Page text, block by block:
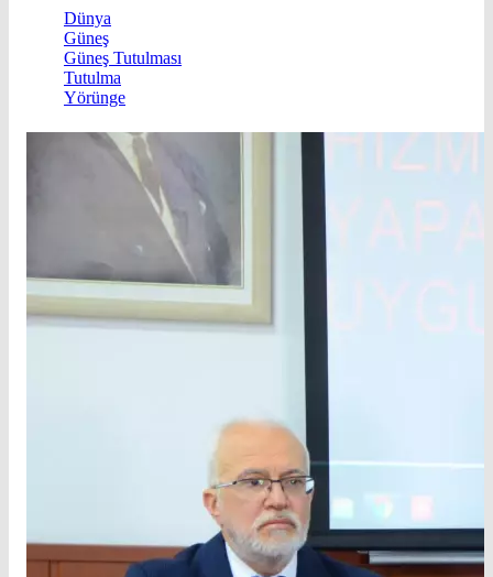
Dünya
Güneş
Güneş Tutulması
Tutulma
Yörünge